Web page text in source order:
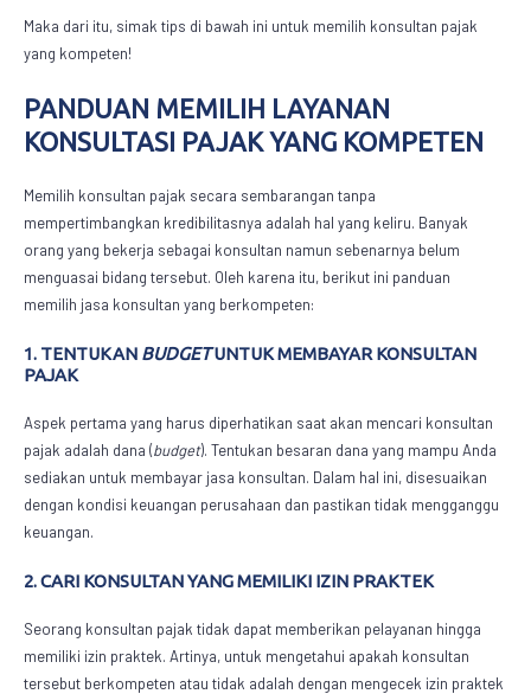
Maka dari itu, simak tips di bawah ini untuk memilih konsultan pajak
yang kompeten!
PANDUAN MEMILIH LAYANAN
KONSULTASI PAJAKYANG KOMPETEN
Memilih konsultan pajak secara sembarangan tanpa
mempertimbangkan kredibilitasnya adalah hal yang keliru. Banyak
orang yang bekerja sebagai konsultan namun sebenarnya belum
menguasai bidang tersebut. Oleh karena itu, berikut ini panduan
memilih jasa konsultan yang berkompeten:
1. TENTUKAN BUDGETUNTUK MEMBAYAR KONSULTAN
PAJAK
Aspek pertama yang harus diperhatikan saat akan mencari konsultan
pajak adalah dana (budget). Tentukan besaran dana yang mampu Anda
sediakan untuk membayar jasa konsultan. Dalam hal ini, disesuaikan
dengan kondisi keuangan perusahaan dan pastikan tidak mengganggu
keuangan.
2. CARI KONSULTAN YANG MEMILIKI IZIN PRAKTEK
Seorang konsultan pajak tidak dapat memberikan pelayanan hingga
memiliki izin praktek. Artinya, untuk mengetahui apakah konsultan
tersebut berkompeten atau tidak adalah dengan mengecek izin praktek